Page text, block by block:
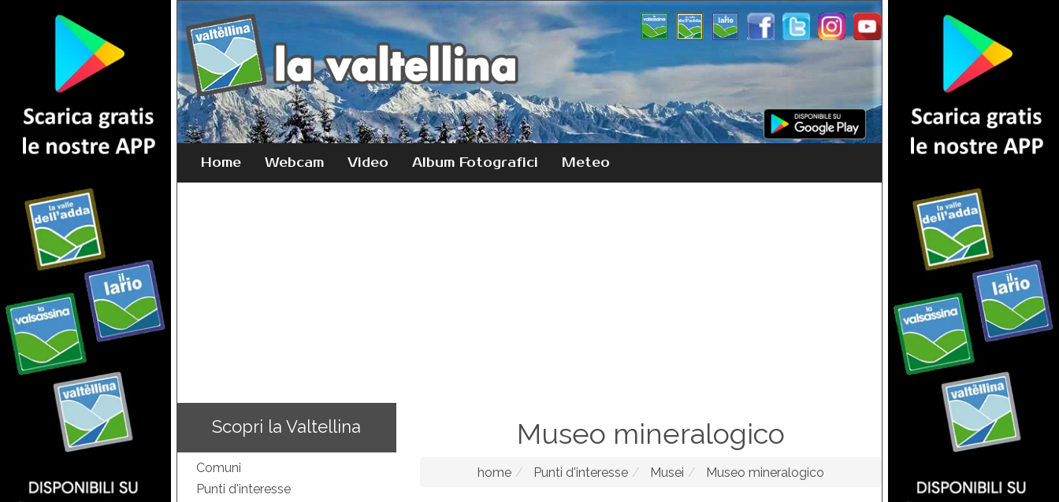
Home Webcam Video Album Fotografici Meteo
Scopri la Valtellina
Comuni
Punti d'interesse
Museo mineralogico
home Punti d'interesse Musei Museo mineralogico